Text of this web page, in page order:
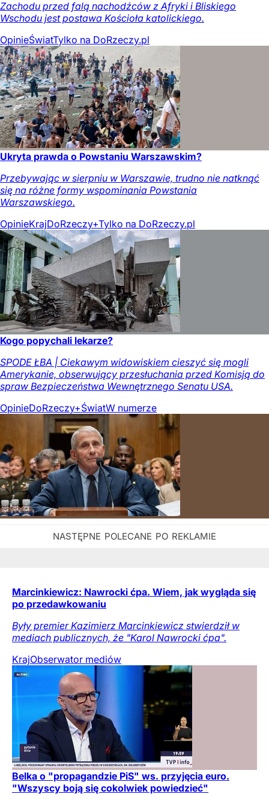
Zachodu przed falą nachodźców z Afryki i Bliskiego
Wschodu jest postawa Kościoła katolickiego.
OpinieŚwiatTylko na DoRzeczy.pl
Ukryta prawda o Powstaniu Warszawskim?
Przebywając w sierpniu w Warszawie, trudno nie natknąć
się na różne formy wspominania Powstania
Warszawskiego.
OpinieKrajDoRzeczy+Tylko na DoRzeczy.pl
Kogo popychali lekarze?
SPODE ŁBA | Ciekawym widowiskiem cieszyć się mogli
Amerykanie, obserwujący przesłuchania przed Komisją do
spraw Bezpieczeństwa Wewnętrznego Senatu USA.
OpinieDoRzeczy+ŚwiatW numerze
Marcinkiewicz: Nawrocki ćpa. Wiem, jak wygląda się
po przedawkowaniu
Były premier Kazimierz Marcinkiewicz stwierdził w
mediach publicznych, że "Karol Nawrocki ćpa".
KrajObserwator mediów
Belka o "propagandzie PiS" ws. przyjęcia euro.
"Wszyscy boją się cokolwiek powiedzieć"